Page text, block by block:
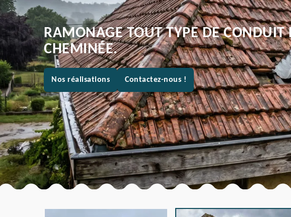
RAMONAGE TOUT TYPE DE CONDUIT
CHEMINÉE.
Nos réalisations Contactez-nous !